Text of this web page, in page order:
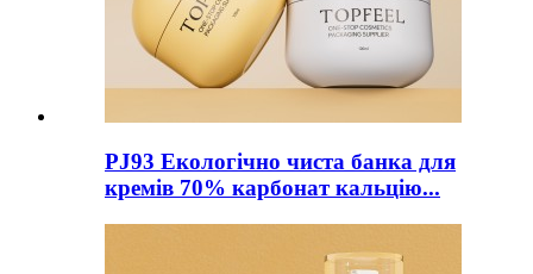
PJ93 Екологічно чиста банка для
кремів 70% карбонат кальцію...